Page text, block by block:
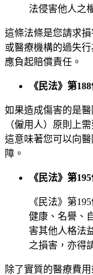
法侵害他人之
這條法條是您請求
或醫療機構的過失
應負起賠償責任。
《民法》第
如果造成傷害的是
（僱用人）原則上
這意味著您可以向
障。
《民法》第
《民法》第
健康、名譽、
害其他人格法
之損害，亦得
除了實質的醫療費